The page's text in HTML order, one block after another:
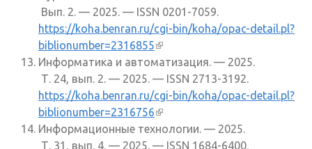
Вып. 2. — 2025. — ISSN 0201-7059.
https://koha.benran.ru/cgi-bin/koha/opac-detail.pl?
biblionumber=2316855(внешняя ссылка)
Информатика и автоматизация. — 2025.
Т. 24, вып. 2. — 2025. — ISSN 2713-3192.
https://koha.benran.ru/cgi-bin/koha/opac-detail.pl?
biblionumber=2316756(внешняя ссылка)
Информационные технологии. — 2025.
Т. 31, вып. 4. — 2025. — ISSN 1684-6400.